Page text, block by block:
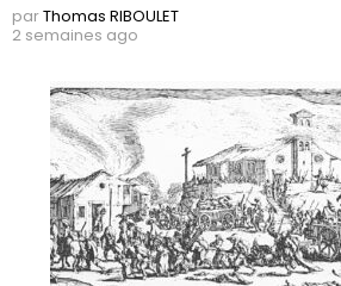
parThomas RIBOULET
2 semaines ago